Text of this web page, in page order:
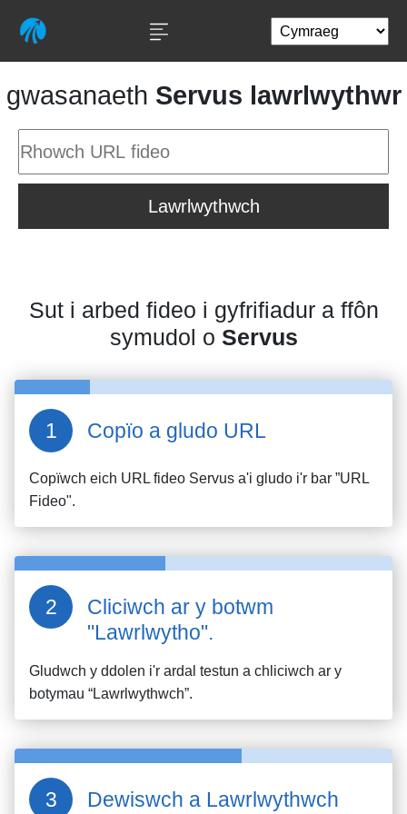
gwasanaeth Servus lawrlwythwr
Lawrlwythwch
Sut i arbed fideo i gyfrifiadur a ffôn
symudol o Servus
Copïo a gludo URL
Copïwch eich URL fideo Servus a'i gludo i'r bar ”URL
Fideo".
Cliciwch ar y botwm
"Lawrlwytho".
Gludwch y ddolen i'r ardal testun a chliciwch ar y
botymau “Lawrlwythwch”.
Dewiswch a Lawrlwythwch